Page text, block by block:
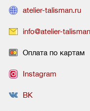
atelier-talisman.ru
info@atelier-
Оплата по картам
Instagram
ВК